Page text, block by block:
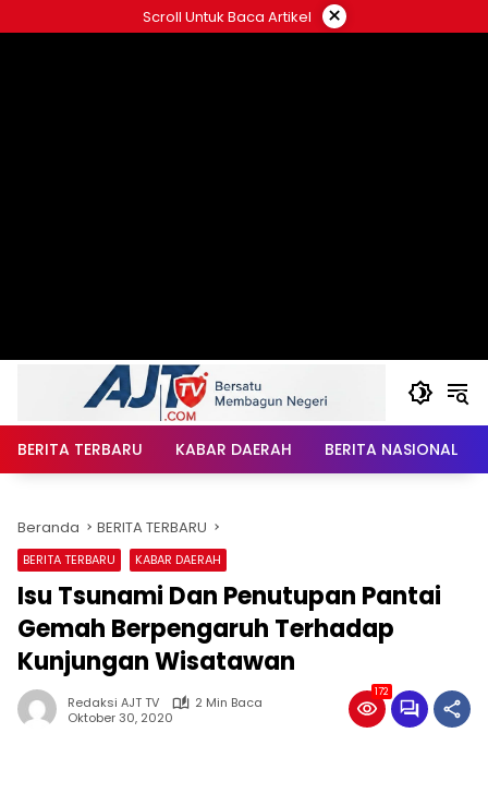
ke
Scroll Untuk Baca Artikel ×
BERITA TERBARU KABAR DAERAH BERITA NASIONAL
Beranda BERITA TERBARU
BERITA TERBARU KABAR DAERAH
Isu Tsunami Dan Penutupan Pantai
Gemah Berpengaruh Terhadap
Kunjungan Wisatawan
Redaksi AJT TV
2 Min Baca
Oktober 30, 2020
172